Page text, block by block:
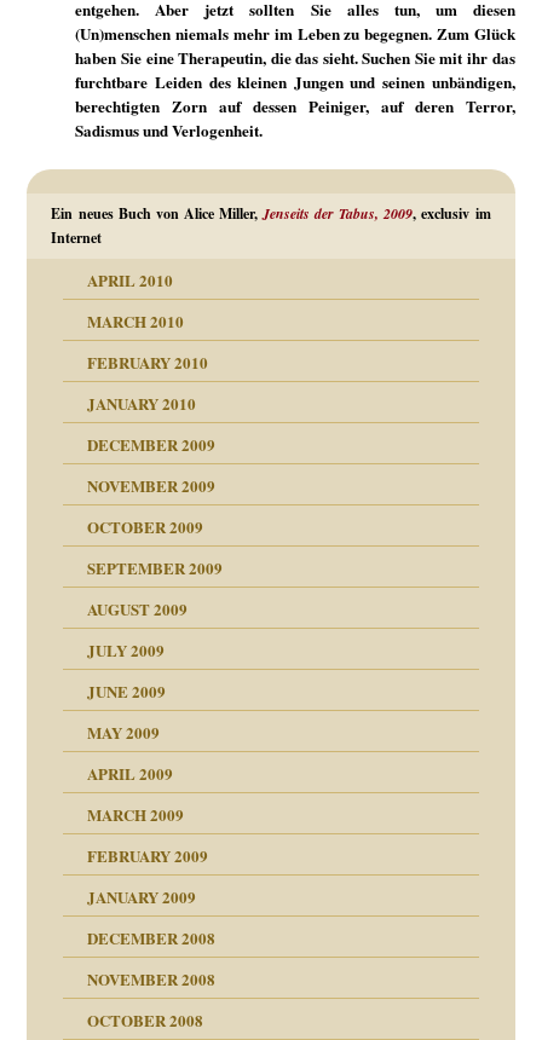
entgehen. Aber jetzt sollten Sie alles tun, um diesen
(Un)menschen niemals mehr im Leben zu begegnen. Zum Glück
haben Sie eine Therapeutin, die das sieht. Suchen Sie mit ihr das
furchtbare Leiden des kleinen Jungen und seinen unbändigen,
berechtigten Zorn auf dessen Peiniger, auf deren Terror,
Sadismus und Verlogenheit.
Ein neues Buch von Alice Miller,Jenseits der Tabus, 2009, exclusiv im
Internet
APRIL 2010
MARCH 2010
FEBRUARY 2010
JANUARY 2010
DECEMBER 2009
NOVEMBER 2009
OCTOBER 2009
SEPTEMBER 2009
AUGUST 2009
JULY 2009
JUNE 2009
MAY 2009
APRIL 2009
MARCH 2009
FEBRUARY 2009
JANUARY 2009
DECEMBER 2008
NOVEMBER 2008
OCTOBER 2008